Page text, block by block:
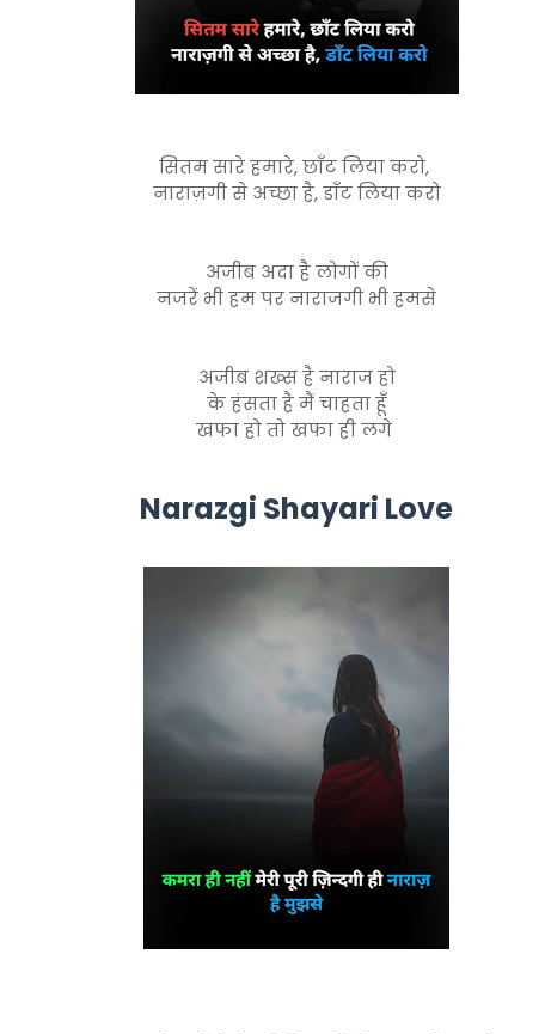
सितम सारे हमारे, छाँट लिया करो,
नाराज़गी से अच्छा है, डाँट लिया करो
अजीब अदा है लोगों की
नजरें भी हम पर नाराजगी भी हमसे
अजीब शख्स है नाराज हो
के हंसता है मैं चाहता हूँ
खफा हो तो खफा ही लगे
Narazgi Shayari Love